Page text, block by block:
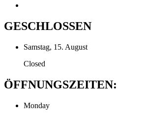
GESCHLOSSEN
Samstag, 15. August
Closed
ÖFFNUNGSZEITEN:
Monday